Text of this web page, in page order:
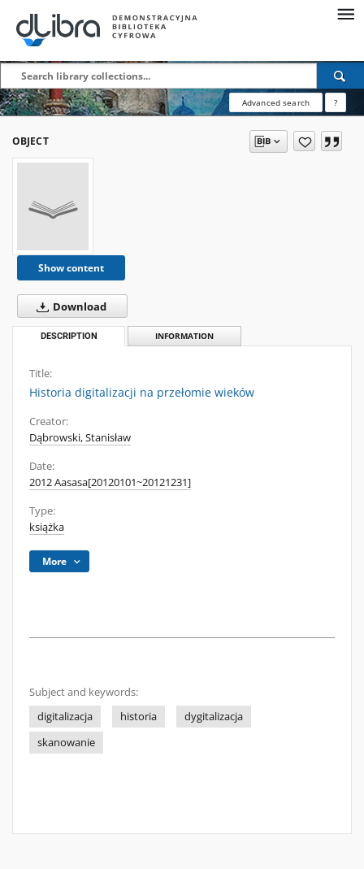
Advanced search ?
OBJECT
Show content
Download
DESCRIPTION INFORMATION
Title:
Historia digitalizacji na przełomie wieków
Creator:
Dąbrowski, Stanisław
Date:
2012 Aasasa[20120101~20121231]
Type:
książka
More
Subject and keywords:
digitalizacja
historia
dygitalizacja
skanowanie